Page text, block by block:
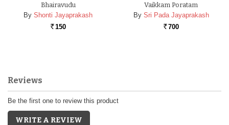
Bhairavudu
By Shonti Jayaprakash
Rs. 150
Vaikkam Poratam
By Sri Pada Jayaprakash
Rs. 700
Reviews
Be the first one to review this product
WRITE A REVIEW